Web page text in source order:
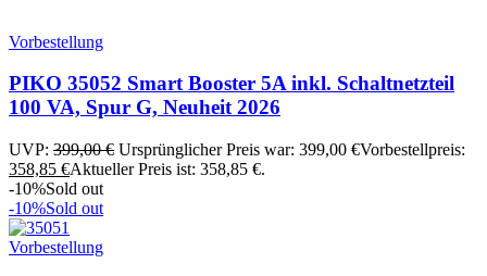
Vorbestellung
PIKO 35052 Smart Booster 5A inkl. Schaltnetzteil
100 VA, Spur G, Neuheit 2026
UVP: 399,00€ Ursprünglicher Preis war: 399,00 €Vorbestellpreis:
358,85 €Aktueller Preis ist: 358,85 €.
-10%Sold out
-10%Sold out
Vorbestellung